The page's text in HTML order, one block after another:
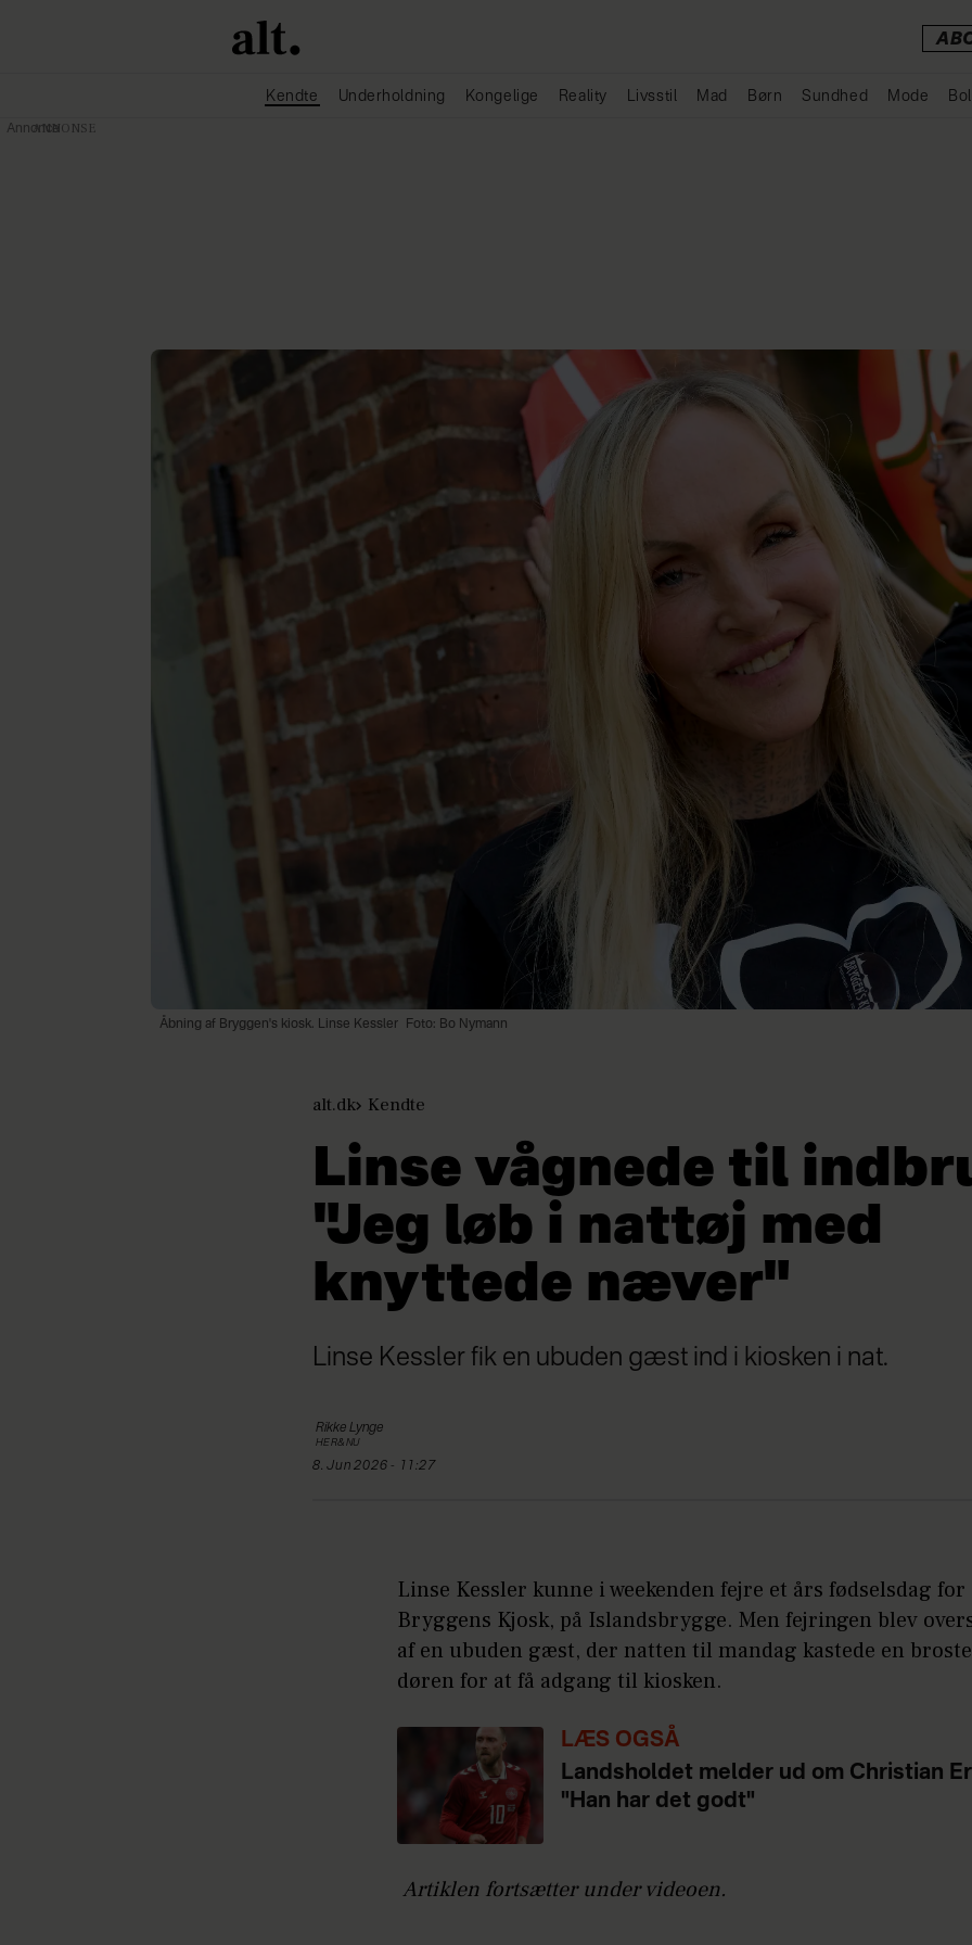
Kendte Underholdning Kongelige Reality Livsstil Mad Børn Sundhed Mode
Åbning af Bryggen's kiosk. Linse Kessler Foto: Bo Nymann
alt.dk Kendte
Linse vågnede til
"Jeg løb i nattøj med
knyttede næver"
Linse Kessler fik en ubuden gæst ind i kiosken i nat.
Rikke Lynge
HER&NU
8. Jun 2026 - 11:27
Linse Kessler kunne i weekenden fejre et års fødselsdag
Bryggens Kjosk, på Islandsbrygge. Men fejringen blev
af en ubuden gæst, der natten til mandag kastede en
døren for at få adgang til kiosken.
LÆS OGSÅ
Landsholdet melder ud om Christian
"Han har det godt"
Artiklen fortsætter under videoen.
Annonce